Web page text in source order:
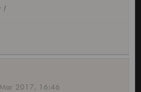
!
2017, 16:46